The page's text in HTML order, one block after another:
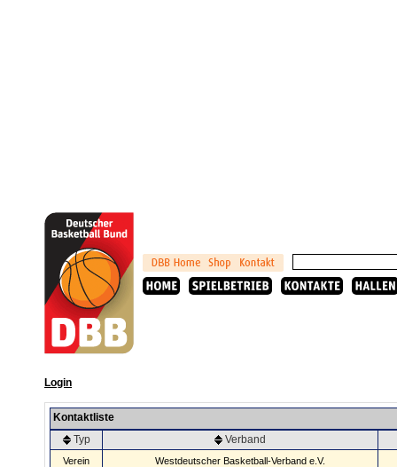
Login
Kontaktliste
Typ
Verband
Verein Westdeutscher Basketball-Verband e.V.